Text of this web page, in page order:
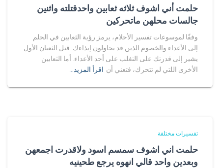
حلمت أني اشوف ثلاثه ثعابين واحدقتلته واثنين
جالسات محلهن ماتحركين
وفقًا لموسوعات تفسير الأحلام، يرمز رؤية الثعابين في الحلم
إلى الأعداء والخصوم الذين قد يحاولون إيذاءك. قتل الثعبان الأول
يشير إلى قدرتك على التغلب على أحد الأعداء. أما الثعابين
الأخرى اللتي لم تتحرك، فتعني أن اقرأ المزيد…
تفسيرات مختلفة
حلمت اني اشوف سمسم اسود ولاقدرت اجمعهن
وبعدين واحد قالي انهوه يرجع طحينيه